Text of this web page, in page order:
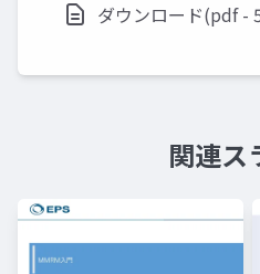
ダウンロード(pdf -
関連ス